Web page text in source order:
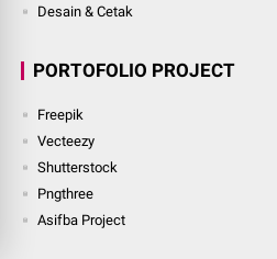
Desain & Cetak
PORTOFOLIO PROJECT
Freepik
Vecteezy
Shutterstock
Pngthree
Asifba Project